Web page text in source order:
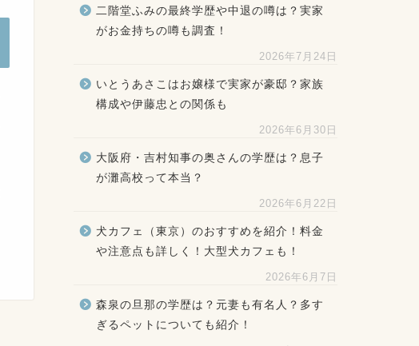
二階堂ふみの最終学歴や中退の噂は？実家
がお金持ちの噂も調査！
2026年7月24日
いとうあさこはお嬢様で実家が豪邸？家族
構成や伊藤忠との関係も
2026年6月30日
大阪府・吉村知事の奥さんの学歴は？息子
が灘高校って本当？
2026年6月22日
犬カフェ（東京）のおすすめを紹介！料金
や注意点も詳しく！大型犬カフェも！
2026年6月7日
森泉の旦那の学歴は？元妻も有名人？多す
ぎるペットについても紹介！